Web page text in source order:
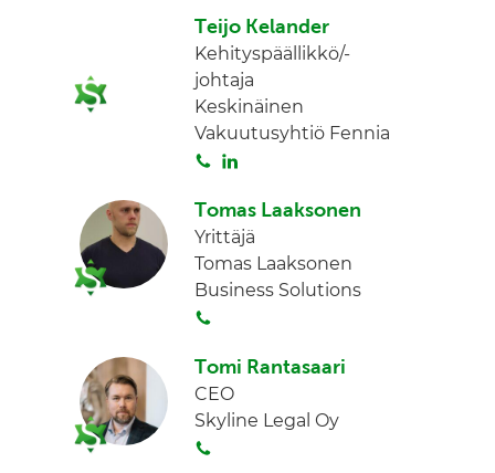
n
i
t
a
n
k
e
d
I
Teijo Kelander
Kehityspäällikkö/-
johtaja
Keskinäinen
Vakuutusyhtiö Fennia
S
i
t
a
n
k
e
d
Tomas Laaksonen
Yrittäjä
Tomas Laaksonen
Business Solutions
i
t
a
Tomi Rantasaari
CEO
Skyline Legal Oy